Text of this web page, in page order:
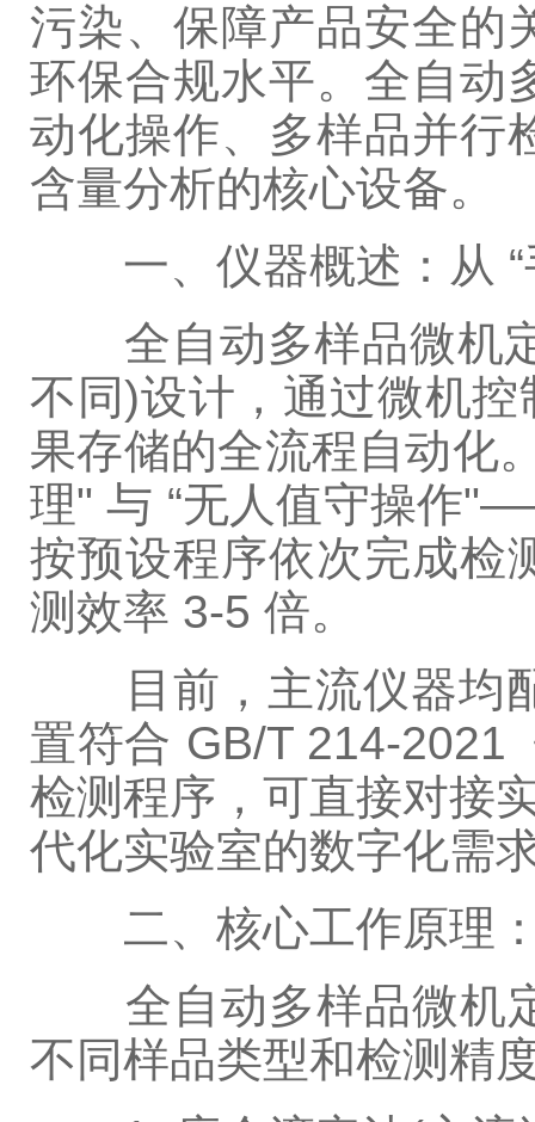
污染、保障产品安全的
环保合规水平。全自动
动化操作、多样品并行
含量分析的核心设备。
一、仪器概述：从 “
全自动多样品微机定
不同)设计，通过微机
果存储的全流程自动化
理" 与 “无人值守操作
按预设程序依次完成检
测效率 3-5 倍。
目前，主流仪器均配
置符合 GB/T 214-2021
检测程序，可直接对接
代化实验室的数字化需
二、核心工作原理：
全自动多样品微机定
不同样品类型和检测精